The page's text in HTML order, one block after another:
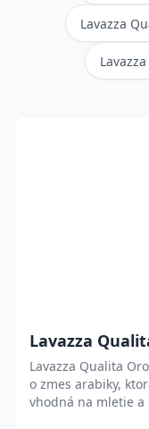
Lavazza
Lavazza
Lavazza Qualita
o zmes arabiky,
vhodná na mletie